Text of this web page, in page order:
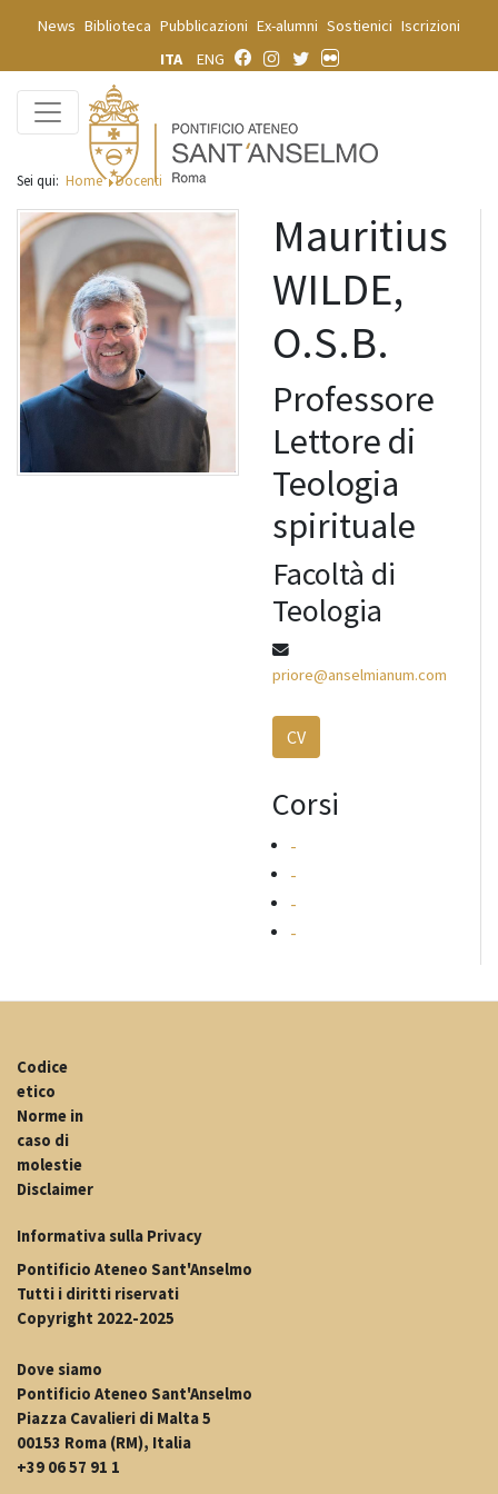
News Biblioteca Pubblicazioni Ex-alumni Sostienici Iscrizioni
ITA
ENG
Sei qui: Home Docenti
Mauritius
WILDE,
O.S.B.
Professore
Lettore di
Teologia
spirituale
Facoltà di
Teologia
priore@anselmianum.com
CV
Corsi
-
-
-
-
Codice
etico
Norme in
caso di
molestie
Disclaimer
Informativa sulla Privacy
Pontificio Ateneo Sant'Anselmo
Tutti i diritti riservati
Copyright 2022-2025
Dove siamo
Pontificio Ateneo Sant'Anselmo
Piazza Cavalieri di Malta 5
00153 Roma (RM), Italia
+39 06 57 91 1